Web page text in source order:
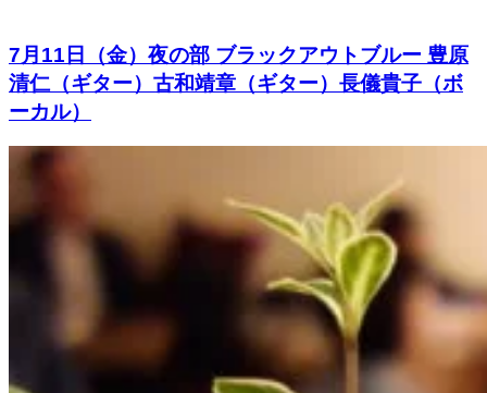
7月11日（金）夜の部 ブラックアウトブルー 豊原
清仁（ギター）古和靖章（ギター）長儀貴子（ボ
ーカル）